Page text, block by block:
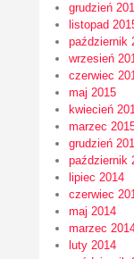
grudzień
listopad
październik
wrzesień
czerwiec
maj 2015
kwiecień
marzec
grudzień
październik
lipiec 2014
czerwiec
maj 2014
marzec
luty 2014